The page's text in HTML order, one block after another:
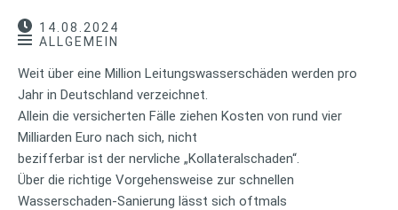
14.08.2024
ALLGEMEIN
Weit über eine Million Leitungswasserschäden werden pro
Jahr in Deutschland verzeichnet.
Allein die versicherten Fälle ziehen Kosten von rund vier
Milliarden Euro nach sich, nicht
bezifferbar ist der nervliche „Kollateralschaden“.
Über die richtige Vorgehensweise zur schnellen
Wasserschaden-Sanierung lässt sich oftmals